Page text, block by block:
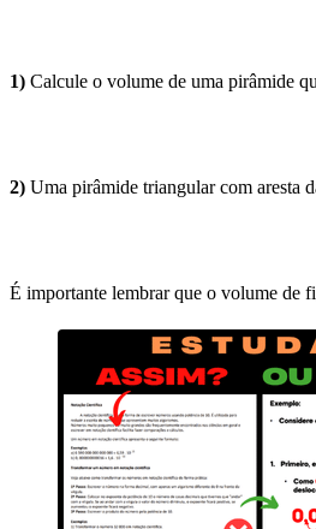
1) Calcule o volume de uma pirâmide
2) Uma pirâmide triangular com aresta
É importante lembrar que o volume de